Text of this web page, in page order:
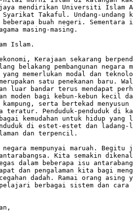
mendirikan Universiti Islam
Syarikat Takaful. Undang-
buah negeri. Sementara
masing-masing.
Islam.
ekonomi, Kerajaan sekarang
belakang pembangunan negara
memerlukan modal dan
satu penekanan baru.
dan luar bandar terus mendapat
moden bagi kebun-kebun kecil
serta bertekad menyusun
teratur. Penduduk-penduduk di
kemudahan untuk hidup
di estet-estet dan
dan terpencil.
mempunyai maruah. Begitu
antarabangsa. Kita semakin
dalam beberapa isu
dan pengalaman kita bagi
dadah. Ramai orang asing
berbagai sistem dan cara